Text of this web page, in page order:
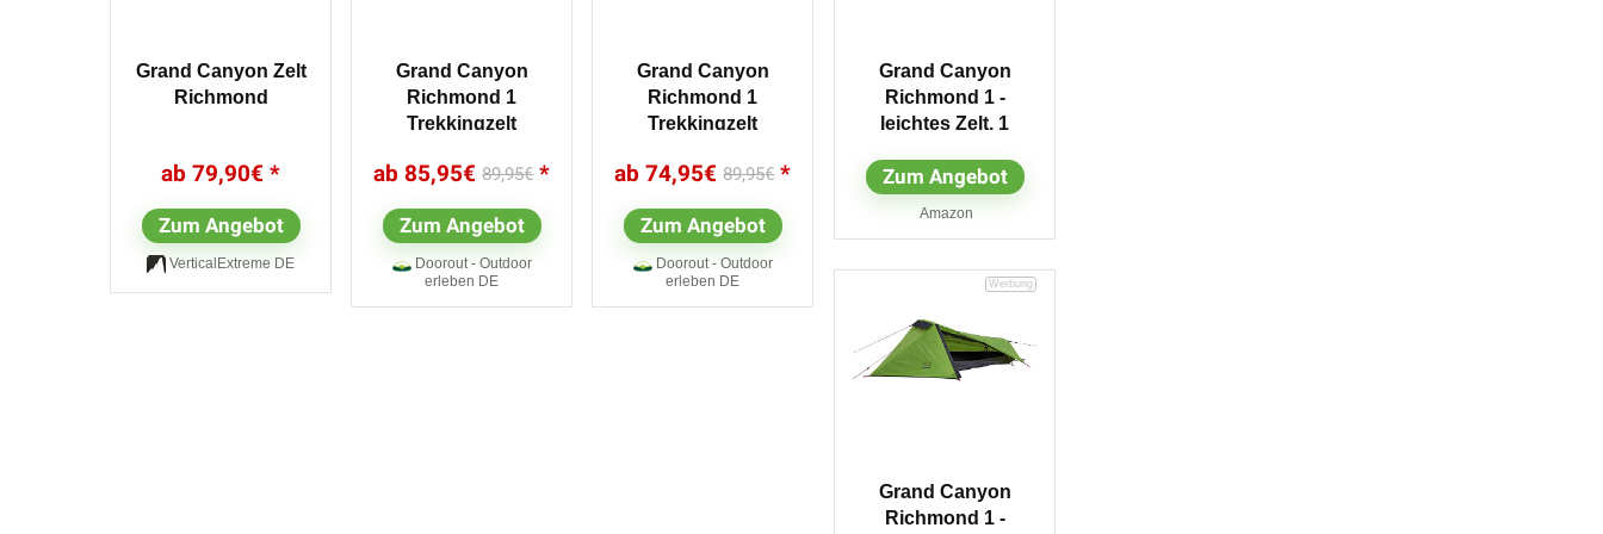
Grand Canyon Zelt
Richmond
79,90€
Zum Angebot
VerticalExtreme DE
Grand Canyon
Richmond 1
Trekkingzelt
85,95€ 89,95€
Zum Angebot
Doorout - Outdoor
erleben DE
Grand Canyon
Richmond 1
Trekkingzelt
74,95€ 89,95€
Zum Angebot
Doorout - Outdoor
erleben DE
Grand Canyon
Richmond 1 -
leichtes Zelt, 1
Trekking,
Zum Angebot
Amazon
Grand Canyon
Richmond 1 -